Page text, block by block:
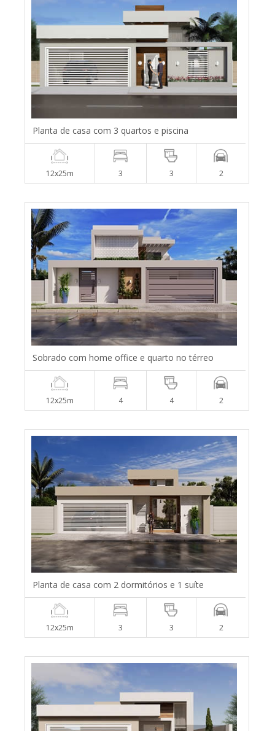
Planta de casa com 3 quartos e piscina
12x25m 3 3 2
Sobrado com home office e quarto no térreo
12x25m 4 4 2
Planta de casa com 2 dormitórios e 1 suíte
12x25m 3 3 2